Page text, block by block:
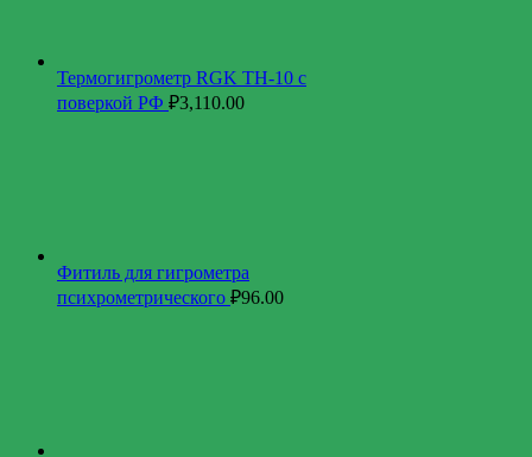
Термогигрометр RGK TH-10 с
поверкой РФ ₽3,110.00
Фитиль для гигрометра
психрометрического ₽96.00